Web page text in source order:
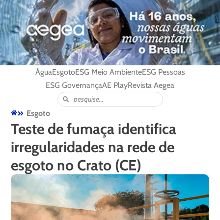
ÁguaEsgotoESG Meio AmbienteESG Pessoas
ESG GovernançaAE PlayRevista Aegea
Esgoto
Teste de fumaça identifica
irregularidades na rede de
esgoto no Crato (CE)